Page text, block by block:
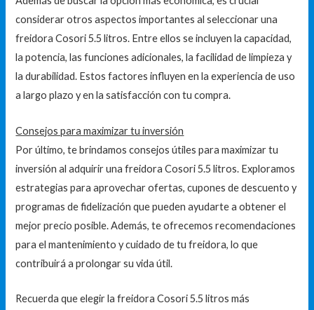
considerar otros aspectos importantes al seleccionar una
freidora Cosori 5.5 litros. Entre ellos se incluyen la capacidad,
la potencia, las funciones adicionales, la facilidad de limpieza y
la durabilidad. Estos factores influyen en la experiencia de uso
a largo plazo y en la satisfacción con tu compra.
Consejos para maximizar tu inversión
Por último, te brindamos consejos útiles para maximizar tu
inversión al adquirir una freidora Cosori 5.5 litros. Exploramos
estrategias para aprovechar ofertas, cupones de descuento y
programas de fidelización que pueden ayudarte a obtener el
mejor precio posible. Además, te ofrecemos recomendaciones
para el mantenimiento y cuidado de tu freidora, lo que
contribuirá a prolongar su vida útil.
Recuerda que elegir la freidora Cosori 5.5 litros más